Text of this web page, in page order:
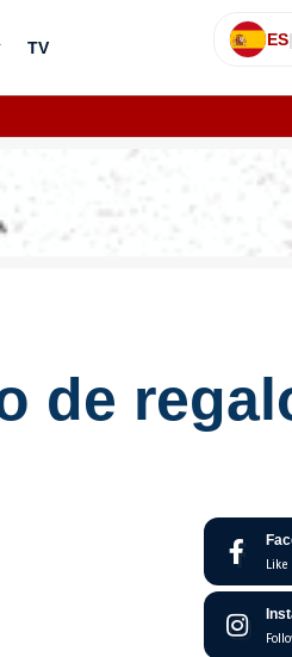
TV ES|
de
Like